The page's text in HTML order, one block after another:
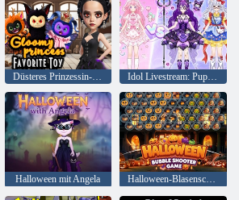
Düsteres Prinzessin-Lieblingsspielzeug Idol Livestream: Puppenbekleidung
Halloween mit Angela Halloween-Blasenschießspiel